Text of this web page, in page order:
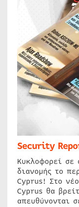
Security
Κυκλοφορεί σε
διανομής το
Cyprus! Στο
Cyprus θα
απευθύνονται